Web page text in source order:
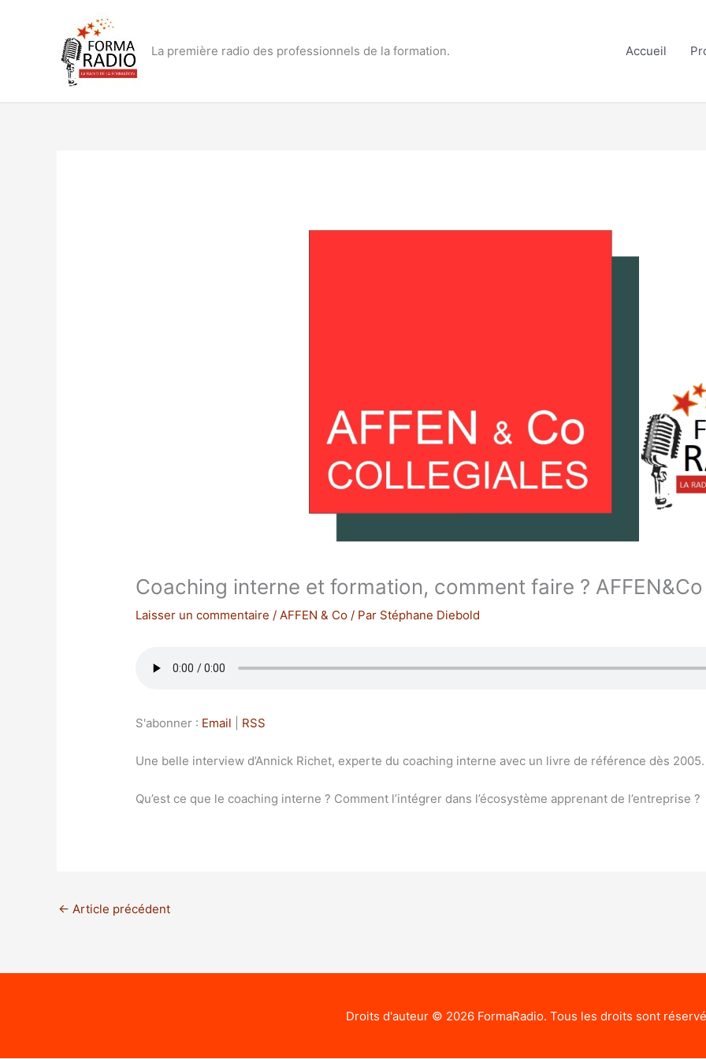
La première radio des professionnels de la formation. Accueil
Coaching interne et formation, comment faire ?
Laisser un commentaire /AFFEN & Co / Par Stéphane Diebold
S'abonner : Email RSS
Une belle interview d’Annick Richet, experte du coaching interne avec un livre de référence dès 2005.
Qu’est ce que le coaching interne ? Comment l’intégrer dans l’écosystème apprenant de l’entreprise ?
← Article précédent
Droits d'auteur © 2026 FormaRadio. Tous les droits sont